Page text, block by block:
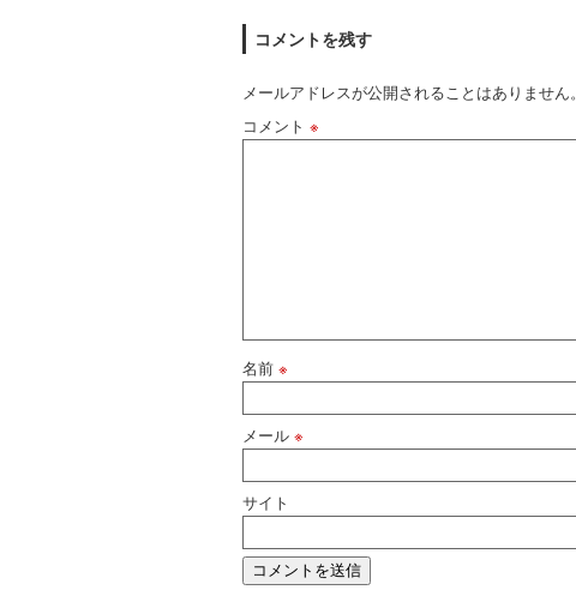
コメントを残す
メールアドレスが公開されることはありません。
コメント ※
名前 ※
メール ※
サイト